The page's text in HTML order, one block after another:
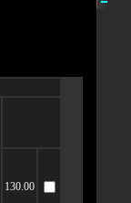
130.00